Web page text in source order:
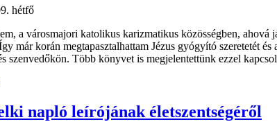
hétfő
a városmajori katolikus karizmatikus közösségben,
már korán megtapasztalhattam Jézus gyógyító szeretetét
szenvedőkön. Több könyvet is megjelentettünk ezzel
napló leírójának életszentségéről